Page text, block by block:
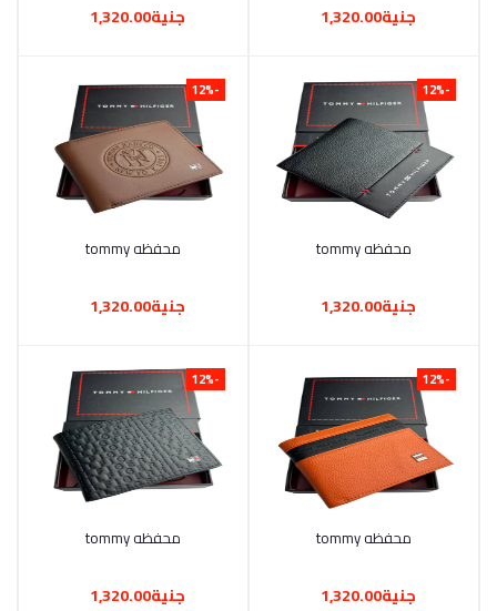
جنية1,320.00 جنية1,320.00
-12%
أضف إلى السلة
محفظه tommy
جنية1,320.00
-12%
أضف إلى السلة
محفظه tommy
جنية1,320.00
-12%
أضف إلى السلة
محفظه tommy
جنية1,320.00
-12%
أضف إلى السلة
محفظه tommy
جنية1,320.00